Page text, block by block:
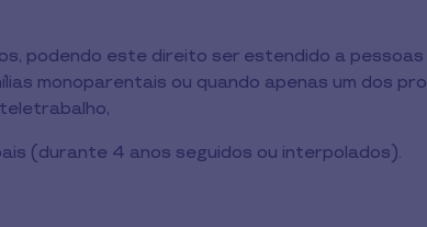
podendo este direito ser estendido a pessoas
monoparentais ou quando apenas um dos
(durante 4 anos seguidos ou interpolados).